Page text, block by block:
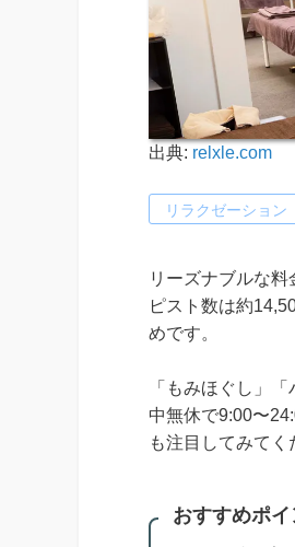
出典: relxle.com
リラクゼーション
リーズナブルな
ピスト数は約
めです。
「もみほぐし」
中無休で9:00〜
も注目してみてく
おすすめポイ